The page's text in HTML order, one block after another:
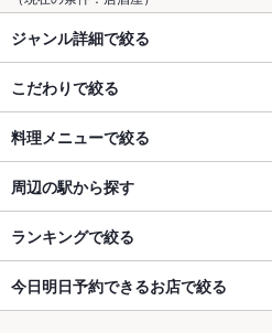
ジャンル詳細で絞る
こだわりで絞る
料理メニューで絞る
周辺の駅から探す
ランキングで絞る
今日明日予約できるお店で絞る